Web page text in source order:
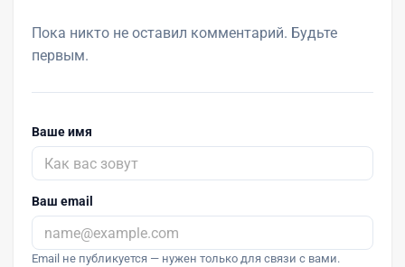
Пока никто не оставил комментарий. Будьте
первым.
Ваше имя
Ваш email
Email не публикуется — нужен только для связи с вами.